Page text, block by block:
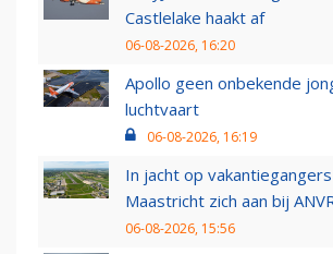
Castlelake haakt af
06-08-2026, 16:20
Apollo geen onbekende
luchtvaart
06-08-2026, 16:19
In jacht op
Maastricht zich aan bij
06-08-2026, 15:56